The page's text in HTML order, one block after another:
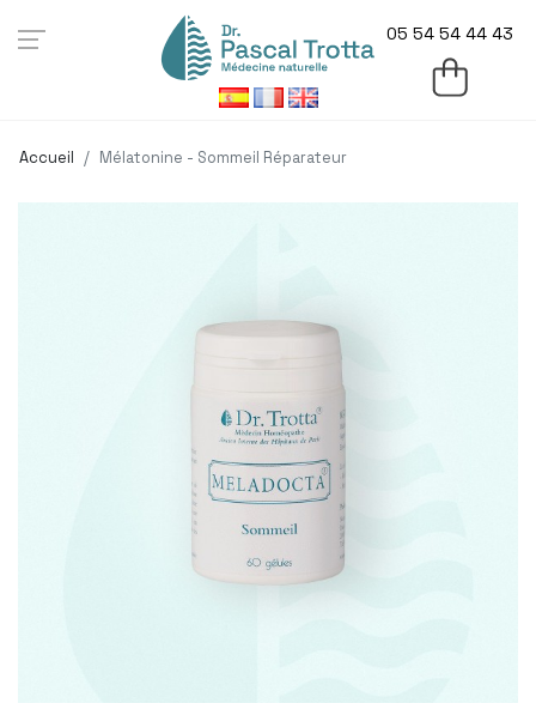
05 54 54 44 43
Accueil Mélatonine - Sommeil Réparateur